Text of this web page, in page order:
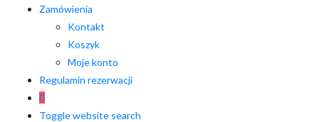
Zamówienia
Kontakt
Koszyk
Moje konto
Regulamin rezerwacji
0
Toggle website search